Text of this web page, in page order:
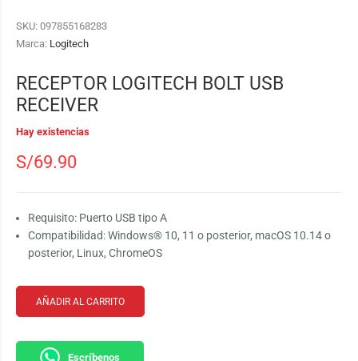
SKU: 097855168283
Marca: Logitech
RECEPTOR LOGITECH BOLT USB
RECEIVER
Hay existencias
S/69.90
Requisito: Puerto USB tipo A
Compatibilidad:Windows® 10, 11 o posterior, macOS 10.14 o
posterior, Linux, ChromeOS
AÑADIR AL CARRITO
Escríbenos